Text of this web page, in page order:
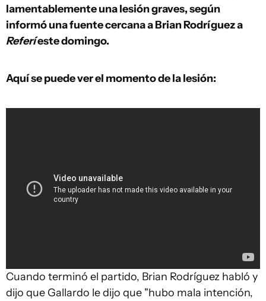
lamentablemente una lesión graves, según
informó una fuente cercana a Brian Rodríguez a
Referíeste domingo.
Aquí se puede ver el momento de la lesión:
Cuando terminó el partido, Brian Rodríguez habló y
dijo que Gallardo le dijo que "hubo mala intención,